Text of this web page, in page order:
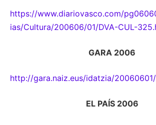
https://www.diariovasco.com/
ias/Cultura/200606/01/DVA-CUL-
GARA 2006
http://gara.naiz.eus/idatzia/
EL PAÍS 2006